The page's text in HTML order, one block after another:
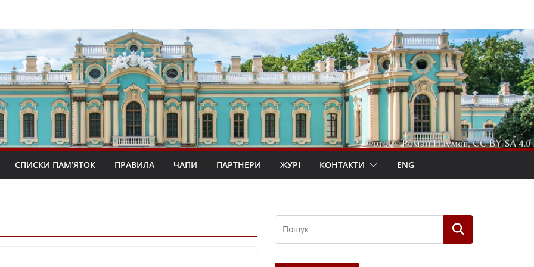
СПИСКИ ПАМ’ЯТОК ПРАВИЛА ЧАПИ ПАРТНЕРИ ЖУРІ КОНТАКТИ ENG